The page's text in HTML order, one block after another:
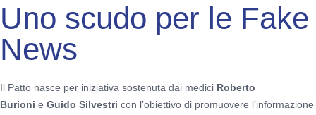
Uno scudo per le Fake
News
Il Patto nasce per iniziativa sostenuta dai medici Roberto
Burioni e Guido Silvestri con l’obiettivo di promuovere l’informazione